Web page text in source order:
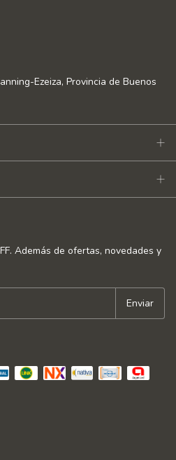
Ezeiza, Provincia de Buenos
Además de ofertas, novedades y